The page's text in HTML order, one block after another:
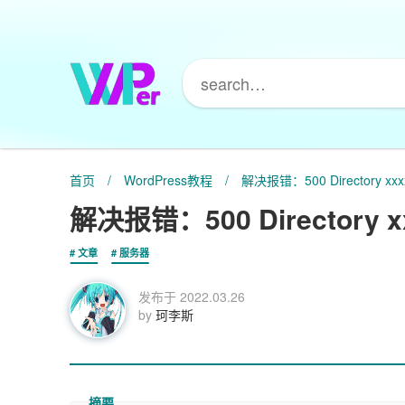
首页 / WordPress教程 / 解决报错：500 Directory
解决报错：500 Directory
文章 服务器
发布于 2022.03.26
by 珂李斯